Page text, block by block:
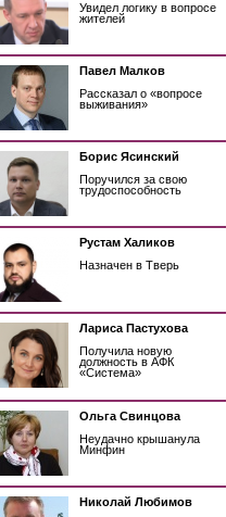
Увидел логику в вопросе
жителей
Павел Малков
Рассказал о «вопросе
выживания»
Борис Ясинский
Поручился за свою
трудоспособность
Рустам Халиков
Назначен в Тверь
Лариса Пастухова
Получила новую
должность в АФК
«Система»
Ольга Свинцова
Неудачно крышанула
Минфин
Николай Любимов